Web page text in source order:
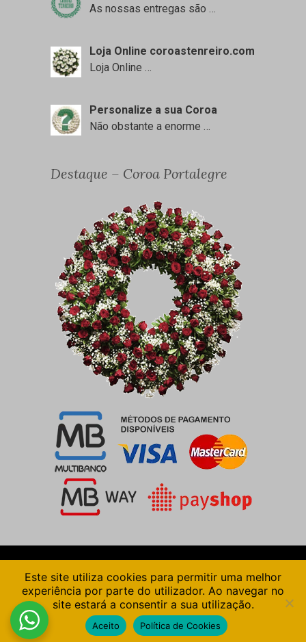
As nossas entregas são …
Loja Online coroastenreiro.com
Loja Online …
Personalize a sua Coroa
Não obstante a enorme
Destaque – Coroa Portalegre
© 2026 Coroas Tenreiro - Todos os direitos
reservados | Desenvolvimento e Alojamento:
Teunome.com
Este site utiliza cookies para permitir uma melhor
experiência por parte do utilizador. Ao navegar no
site estará a consentir a sua utilização.
Aceito Política de Cookies